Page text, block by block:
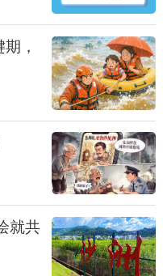
，
就共